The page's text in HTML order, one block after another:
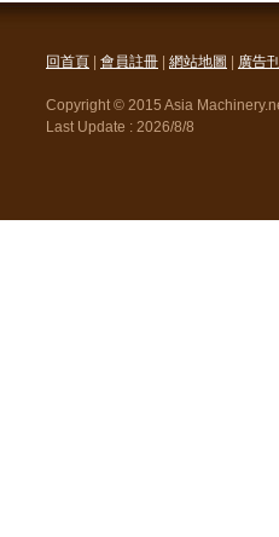
回首頁 會員註冊 網站地圖 廣告
Copyright © 2015 Asia
Last Update : 2026/8/8